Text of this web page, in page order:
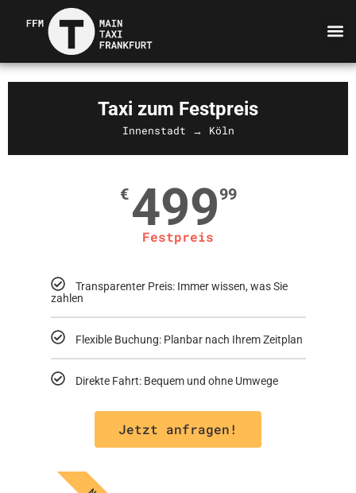
Taxi zum Festpreis
Innenstadt → Köln
€ 49999
Festpreis
Transparenter Preis: Immer wissen, was Sie
zahlen
Flexible Buchung: Planbar nach Ihrem Zeitplan
Direkte Fahrt: Bequem und ohne Umwege
Jetzt anfragen!